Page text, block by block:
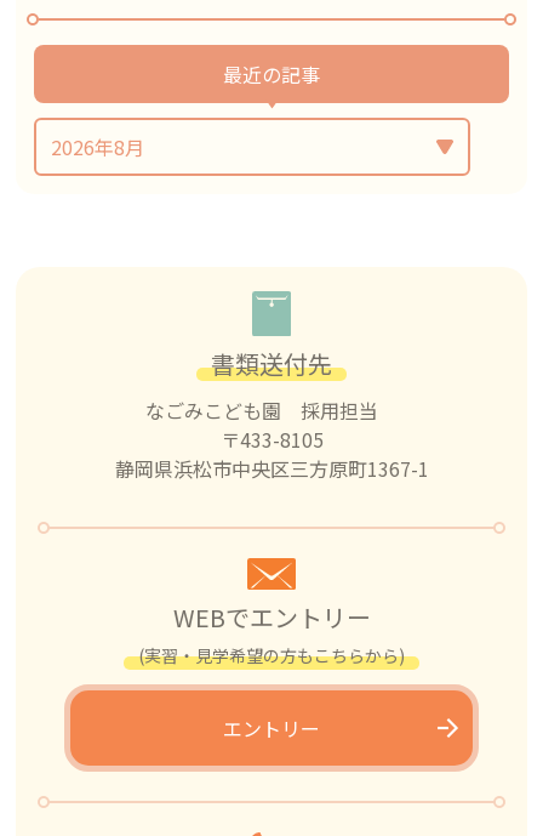
最近の記事
書類送付先
なごみこども園 採用担当
〒433-8105
静岡県浜松市中央区三方原町1367-1
WEBでエントリー
(実習・見学希望の方もこちらから)
エントリー